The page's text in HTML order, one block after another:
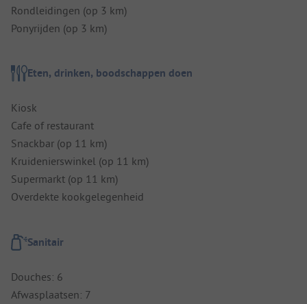
Rondleidingen (op 3 km)
Ponyrijden (op 3 km)
Eten, drinken, boodschappen doen
Kiosk
Cafe of restaurant
Snackbar (op 11 km)
Kruidenierswinkel (op 11 km)
Supermarkt (op 11 km)
Overdekte kookgelegenheid
Sanitair
Douches: 6
Afwasplaatsen: 7